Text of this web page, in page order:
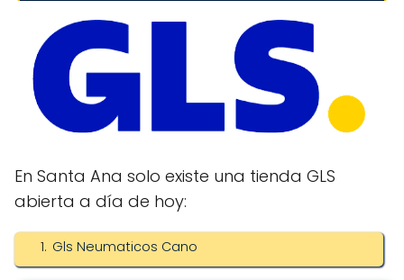
En Santa Ana solo existe una tienda GLS
abierta a día de hoy:
Gls Neumaticos Cano